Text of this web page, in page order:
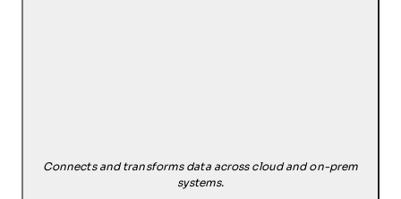
Connects and transforms data across cloud and on-prem
systems.